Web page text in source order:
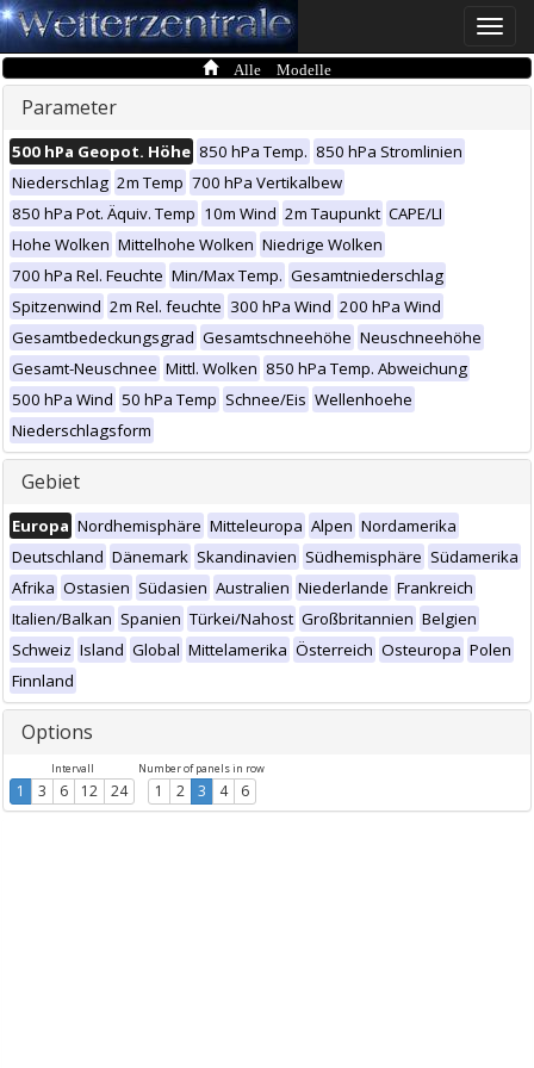
Toggle
Alle Modelle
Parameter
500 hPa Geopot. Höhe 850 hPa Temp. 850 hPa Stromlinien
Niederschlag 2m Temp 700 hPa Vertikalbew
850 hPa Pot. Äquiv. Temp 10m Wind 2m Taupunkt CAPE/LI
Hohe Wolken Mittelhohe Wolken Niedrige Wolken
700 hPa Rel. Feuchte Min/Max Temp. Gesamtniederschlag
Spitzenwind 2m Rel. feuchte 300 hPa Wind 200 hPa Wind
Gesamtbedeckungsgrad Gesamtschneehöhe Neuschneehöhe
Gesamt-Neuschnee Mittl. Wolken 850 hPa Temp. Abweichung
500 hPa Wind 50 hPa Temp Schnee/Eis Wellenhoehe
Niederschlagsform
Gebiet
Europa Nordhemisphäre Mitteleuropa Alpen Nordamerika
Deutschland Dänemark Skandinavien Südhemisphäre Südamerika
Afrika Ostasien Südasien Australien Niederlande Frankreich
Italien/Balkan Spanien Türkei/Nahost Großbritannien Belgien
Schweiz Island Global Mittelamerika Österreich Osteuropa Polen
Finnland
Options
Intervall
1 3 6 12 24
Number of panels in row
1 2 3 4 6